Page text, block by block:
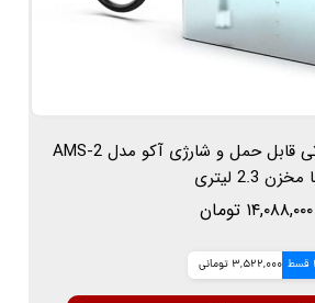
دوش بهداشتی مسافرتی قابل حمل و شارژی آکو مدل AMS-2
مخزن 2.3 لیتری
۱۴,۰۸۸,۰۰۰ تومان
3,522,000 تومانی